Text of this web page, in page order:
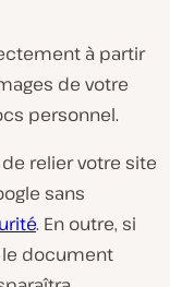
à partir
de votre
personnel.
relier votre site
sans
. En outre, si
le document